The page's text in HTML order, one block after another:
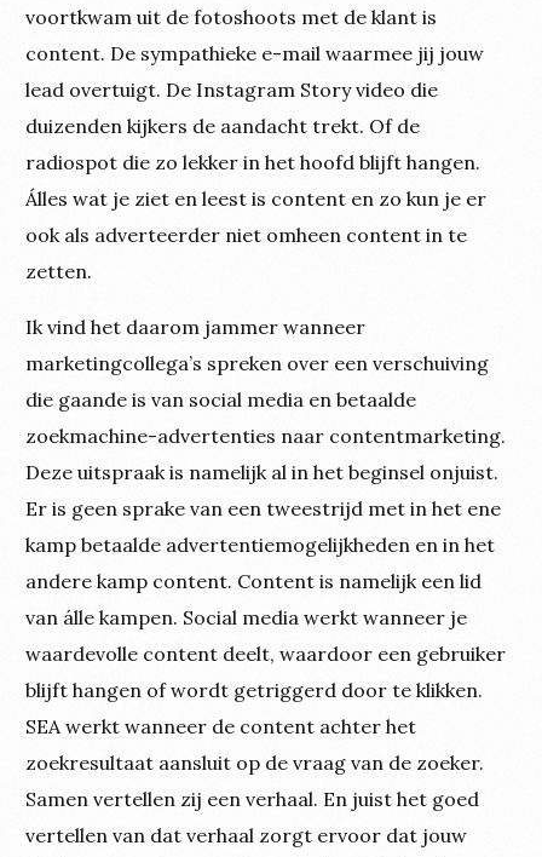
voortkwam uit de fotoshoots met de klant is
content. De sympathieke e-mail waarmee jij jouw
lead overtuigt. De Instagram Story video die
duizenden kijkers de aandacht trekt. Of de
radiospot die zo lekker in het hoofd blijft hangen.
Álles wat je ziet en leest is content en zo kun je er
ook als adverteerder niet omheen content in te
zetten.
Ik vind het daarom jammer wanneer
marketingcollega’s spreken over een verschuiving
die gaande is van social media en betaalde
zoekmachine-advertenties naar contentmarketing.
Deze uitspraak is namelijk al in het beginsel onjuist.
Er is geen sprake van een tweestrijd met in het ene
kamp betaalde advertentiemogelijkheden en in het
andere kamp content. Content is namelijk een lid
van álle kampen. Social media werkt wanneer je
waardevolle content deelt, waardoor een gebruiker
blijft hangen of wordt getriggerd door te klikken.
SEA werkt wanneer de content achter het
zoekresultaat aansluit op de vraag van de zoeker.
Samen vertellen zij een verhaal. En juist het goed
vertellen van dat verhaal zorgt ervoor dat jouw